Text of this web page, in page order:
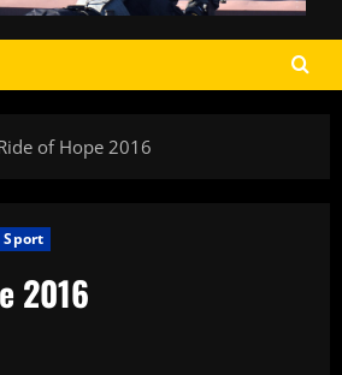
of Hope 2016
Sport
2016